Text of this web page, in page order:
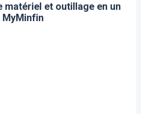
matériel et outillage en un